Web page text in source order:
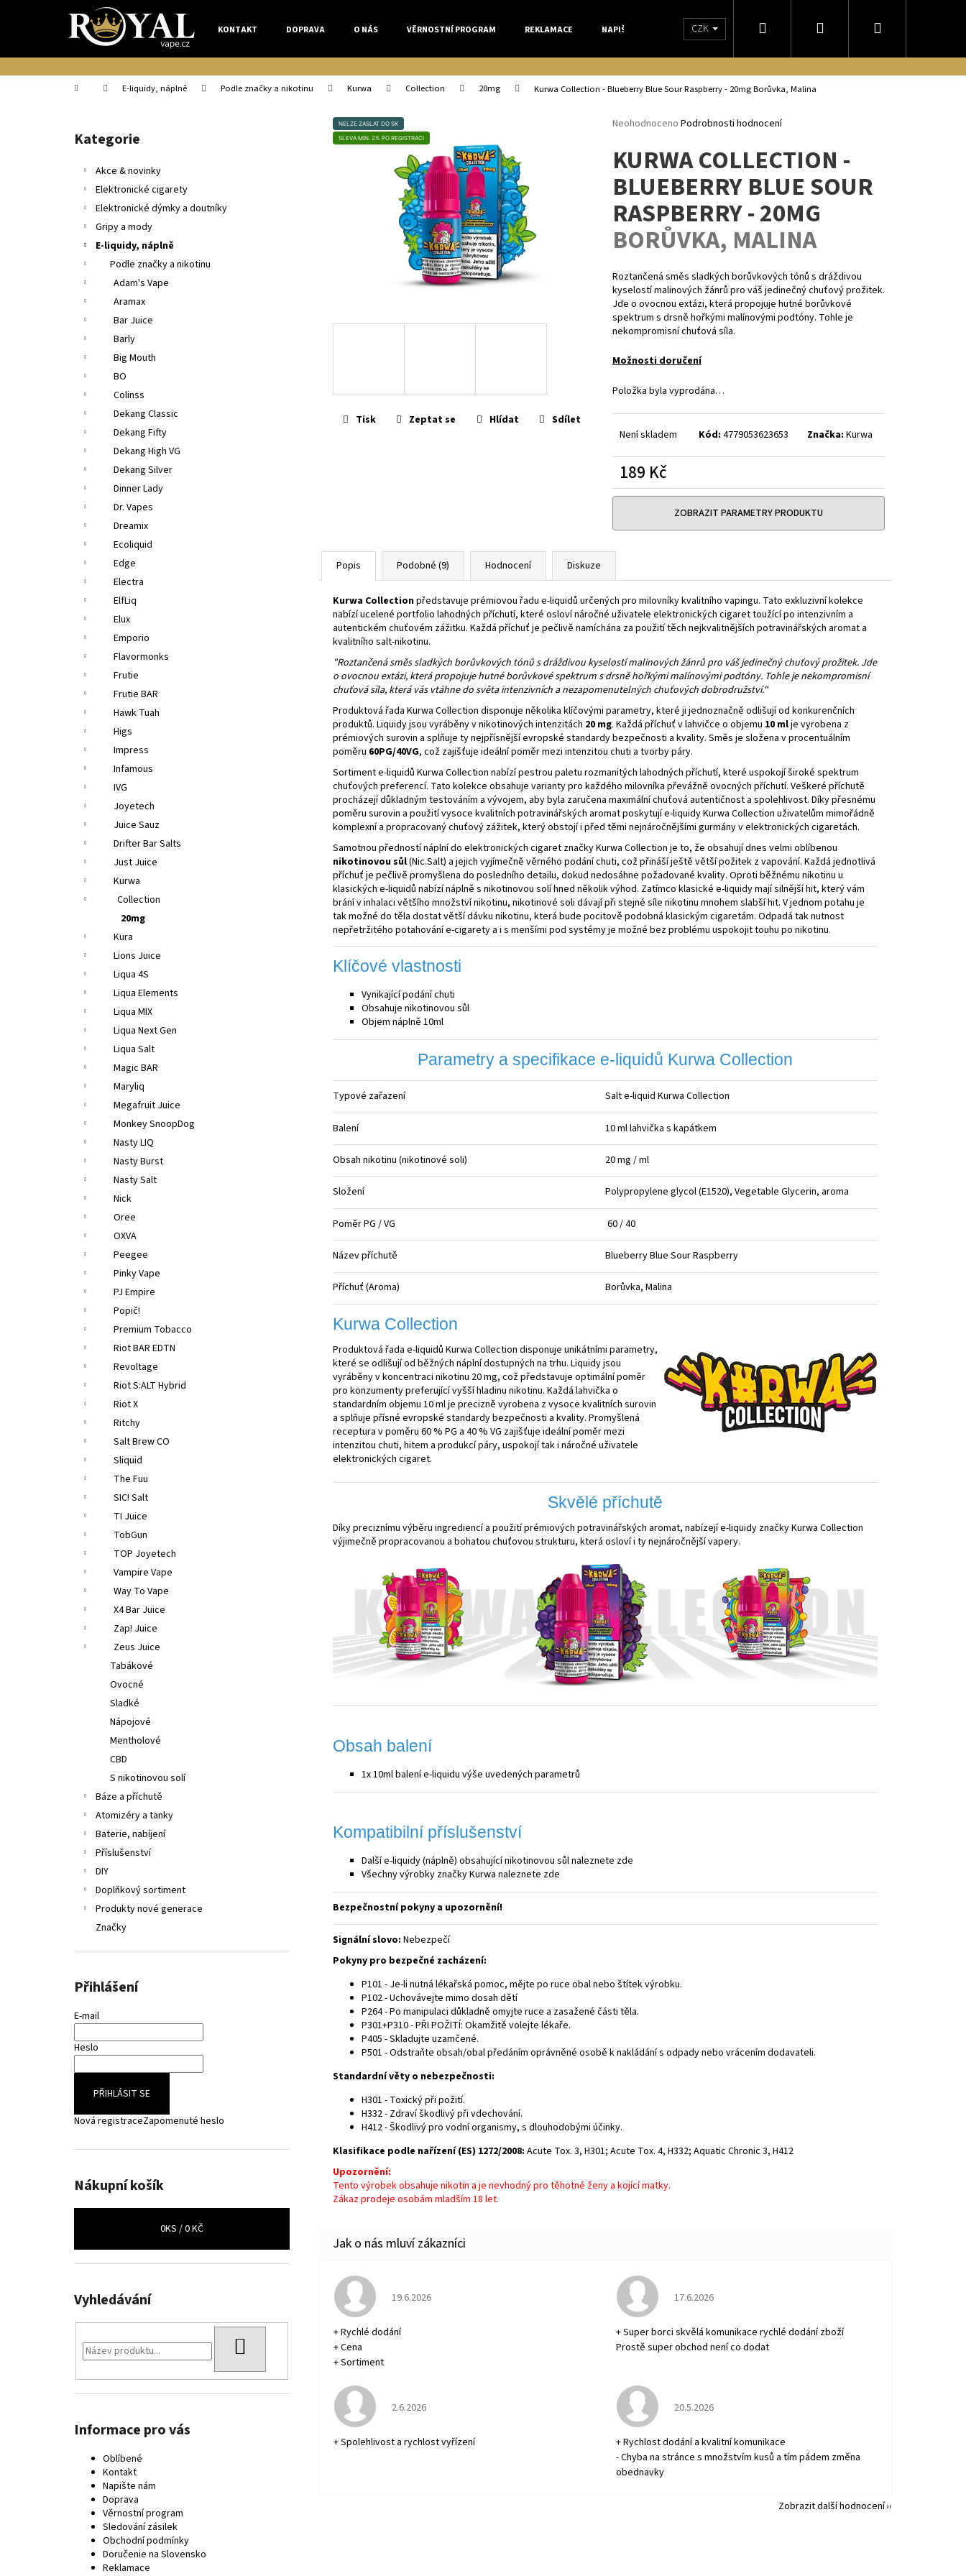
KONTAKT DOPRAVA O NÁS VĚRNOSTNÍ PROGRAM REKLAMACE NAPIŠTE NÁM OBCHODNÍ PODMÍNKY DORUČENIE NA SLOVENSKO
CZK Hledat PřihlášeníNákupní
Domů E-liquidy, náplně Podle značky a nikotinu Kurwa Collection 20mg Kurwa Collection - Blueberry Blue Sour Raspberry - 20mgBorůvka, Malina
Přeskočit
kategorie
Kategorie
Akce & novinky
Elektronické cigarety
Elektronické dýmky a doutníky
Gripy a mody
E-liquidy, náplně
Podle značky a nikotinu
Adam's Vape
Aramax
Bar Juice
Barly
Big Mouth
BO
Colinss
Dekang Classic
Dekang Fifty
Dekang High VG
Dekang Silver
Dinner Lady
Dr. Vapes
Dreamix
Ecoliquid
Edge
Electra
ElfLiq
Elux
Emporio
Flavormonks
Frutie
Frutie BAR
Hawk Tuah
Higs
Impress
Infamous
IVG
Joyetech
Juice Sauz
Drifter Bar Salts
Just Juice
Kurwa
Collection
20mg
Kura
Lions Juice
Liqua 4S
Liqua Elements
Liqua MIX
Liqua Next Gen
Liqua Salt
Magic BAR
Maryliq
Megafruit Juice
Monkey SnoopDog
Nasty LIQ
Nasty Burst
Nasty Salt
Nick
Oree
OXVA
Peegee
Pinky Vape
PJ Empire
Popič!
Premium Tobacco
Riot BAR EDTN
Revoltage
Riot S:ALT Hybrid
Riot X
Ritchy
Salt Brew CO
Sliquid
The Fuu
SIC! Salt
TI Juice
TobGun
TOP Joyetech
Vampire Vape
Way To Vape
X4 Bar Juice
Zap! Juice
Zeus Juice
Tabákové
Ovocné
Sladké
Nápojové
Mentholové
CBD
S nikotinovou solí
Báze a příchutě
Atomizéry a tanky
Baterie, nabíjení
Příslušenství
DIY
Doplňkový sortiment
Produkty nové generace
Značky
Přihlášení
E-mail
Heslo
PŘIHLÁSIT SE
Nová registraceZapomenuté heslo
Nákupní košík
0KS /0 KČ
Vyhledávání
Informace pro vás
Oblíbené
Kontakt
Napište nám
Doprava
Věrnostní program
Sledování zásilek
Obchodní podmínky
Doručenie na Slovensko
Reklamace
Průměrné
produktu
je
0,0
z
5
hvězdiček.
Neohodnoceno Podrobnosti hodnocení
KURWA COLLECTION -
BLUEBERRY BLUE SOUR
RASPBERRY - 20MG
BORŮVKA, MALINA
Roztančená směs sladkých borůvkových tónů s dráždivou
kyselostí malinových žánrů pro váš jedinečný chuťový prožitek.
Jde o ovocnou extázi, která propojuje hutné borůvkové
spektrum s drsně hořkými malínovými podtóny. Tohle je
nekompromisní chuťová síla.
Možnosti doručení
Položka byla vyprodána…
Není skladem Kód: 4779053623653 Značka:Kurwa
189 Kč
Měrná
cena:
ZOBRAZIT PARAMETRY PRODUKTU
NELZE ZASLAT DO SK
SLEVA MIN. 2% PO REGISTRACI
Tisk Zeptat se Hlídat Sdílet
Popis Podobné (9) Hodnocení Diskuze
Kurwa Collectionpředstavuje prémiovou řadu e-liquidů určených pro milovníky kvalitního vapingu. Tato exkluzivní kolekce
nabízí ucelené portfolio lahodných příchutí, které osloví náročné uživatele elektronických cigaret toužící po intenzivním a
autentickém chuťovém zážitku. Každá příchuť je pečlivě namíchána za použití těch nejkvalitnějších potravinářských aromat a
kvalitního salt-nikotinu.
"Roztančená směs sladkých borůvkových tónů s dráždivou kyselostí malinových žánrů pro váš jedinečný chuťový prožitek. Jde
o ovocnou extázi, která propojuje hutné borůvkové spektrum s drsně hořkými malínovými podtóny. Tohle je nekompromisní
chuťová síla, která vás vtáhne do světa intenzivních a nezapomenutelných chuťových dobrodružství."
Produktová řada Kurwa Collection disponuje několika klíčovými parametry, které ji jednoznačně odlišují od konkurenčních
produktů. Liquidy jsou vyráběny v nikotinových intenzitách 20 mg. Každá příchuť v lahvičce o objemu 10 mlje vyrobena z
prémiových surovin a splňuje ty nejpřísnější evropské standardy bezpečnosti a kvality. Směs je složena v procentuálním
poměru 60PG/40VG, což zajišťuje ideální poměr mezi intenzitou chuti a tvorby páry.
Sortiment e-liquidů Kurwa Collection nabízí pestrou paletu rozmanitých lahodných příchutí, které uspokojí široké spektrum
chuťových preferencí. Tato kolekce obsahuje varianty pro každého milovníka převážně ovocných příchutí. Veškeré příchutě
procházejí důkladným testováním a vývojem, aby byla zaručena maximální chuťová autentičnost a spolehlivost. Díky přesnému
poměru surovin a použití vysoce kvalitních potravinářských aromat poskytují e-liquidy Kurwa Collection uživatelům mimořádně
komplexní a propracovaný chuťový zážitek, který obstojí i před těmi nejnáročnějšími gurmány v elektronických cigaretách.
Samotnou předností náplní do elektronických cigaret značky Kurwa Collection je to, že obsahují dnes velmi oblíbenou
nikotinovou sůl(Nic.Salt) a jejich vyjímečně věrného podání chuti, což přináší ještě větší požitek z vapování. Každá jednotlivá
příchuť je pečlivě promyšlena do posledního detailu, dokud nedosáhne požadované kvality. Oproti běžnému nikotinu u
klasických e-liquidů nabízí náplně s nikotinovou solí hned několik výhod. Zatímco klasické e-liquidy mají silnější hit, který vám
brání v inhalaci většího množství nikotinu, nikotinové soli dávají při stejné síle nikotinu mnohem slabší hit. V jednom potahu je
tak možné do těla dostat větší dávku nikotinu, která bude pocitově podobná klasickým cigaretám. Odpadá tak nutnost
nepřetržitého potahování e-cigarety a i s menšími pod systémy je možné bez problému uspokojit touhu po nikotinu.
Klíčové vlastnosti
Vynikající podání chuti
Obsahuje nikotinovou sůl
Objem náplně 10ml
Parametry a specifikace e-liquidů Kurwa Collection
Typové zařazení Salt e-liquid Kurwa Collection
Balení 10 ml lahvička s kapátkem
Obsah nikotinu (nikotinové soli) 20 mg / ml
Složení Polypropylene glycol (E1520), Vegetable Glycerin, aroma
Poměr PG / VG 60 / 40
Název příchutě Blueberry Blue Sour Raspberry
Příchuť (Aroma) Borůvka, Malina
Kurwa Collection
Produktová řada e-liquidů Kurwa Collection disponuje unikátními parametry,
které se odlišují od běžných náplní dostupných na trhu. Liquidy jsou
vyráběny v koncentraci nikotinu 20 mg, což představuje optimální poměr
pro konzumenty preferující vyšší hladinu nikotinu. Každá lahvička o
standardním objemu 10 ml je precizně vyrobena z vysoce kvalitních surovin
a splňuje přísné evropské standardy bezpečnosti a kvality. Promyšlená
receptura v poměru 60 % PG a 40 % VG zajišťuje ideální poměr mezi
intenzitou chuti, hitem a produkcí páry, uspokojí tak i náročné uživatele
elektronických cigaret.
Skvělé příchutě
Díky preciznímu výběru ingrediencí a použití prémiových potravinářských aromat, nabízejí e-liquidy značky Kurwa Collection
výjimečně propracovanou a bohatou chuťovou strukturu, která osloví i ty nejnáročnější vapery.
Obsah balení
1x 10ml balení e-liquidu výše uvedených parametrů
Kompatibilní příslušenství
Další e-liquidy (náplně) obsahující nikotinovou sůl naleznete zde
Všechny výrobky značky Kurwa naleznete zde
Bezpečnostní pokyny a upozornění!
Signální slovo: Nebezpečí
Pokyny pro bezpečné zacházení:
P101 - Je-li nutná lékařská pomoc, mějte po ruce obal nebo štítek výrobku.
P102 - Uchovávejte mimo dosah dětí
P264 - Po manipulaci důkladně omyjte ruce a zasažené části těla.
P301+P310 - PŘI POŽITÍ: Okamžitě volejte lékaře.
P405 - Skladujte uzamčené.
P501 - Odstraňte obsah/obal předáním oprávněné osobě k nakládání s odpady nebo vrácením dodavateli.
Standardní věty o nebezpečnosti:
H301 - Toxický při požití.
H332 - Zdraví škodlivý při vdechování.
H412 - Škodlivý pro vodní organismy, s dlouhodobými účinky.
Klasifikace podle nařízení (ES) 1272/2008: Acute Tox. 3, H301; Acute Tox. 4, H332; Aquatic Chronic 3, H412
Upozornění:
Tento výrobek obsahuje nikotin a je nevhodný pro těhotné ženy a kojící matky.
Zákaz prodeje osobám mladším 18 let.
Hodnocení obchodu je 5 z 5 hvězdiček.
19.6.2026
+ Rychlé dodání
+ Cena
+ Sortiment
Hodnocení obchodu je 5 z 5 hvězdiček.
17.6.2026
+ Super borci skvělá komunikace rychlé dodání zboží
Prostě super obchod není co dodat
Hodnocení obchodu je 5 z 5 hvězdiček.
2.6.2026
+ Spolehlivost a rychlost vyřízení
Hodnocení obchodu je 5 z 5 hvězdiček.
20.5.2026
+ Rychlost dodání a kvalitní komunikace
- Chyba na stránce s množstvím kusů a tím pádem změna
obednavky
Zobrazit další hodnocení
í
k
Zpět
do
obchodu
Zpět
do
obchodu
Co potřebujete najít?
Doporučujeme
Následující
LIQUA ELEMENTS APPLE 10ML 6MG
149 Kč
Původně:165 Kč
JOYETECH BF SS316 ATOMIZER 0,6OHM
DEKANG DESERT SHIP 10ML 3MG
195 Kč